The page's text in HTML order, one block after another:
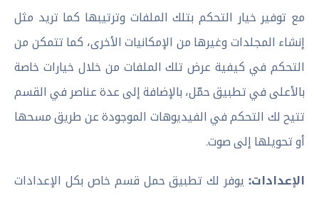
مع توفير خيار التحكم بتلك الملفات وترتيبها كما تريد مثل
إنشاء المجلدات وغيرها من الإمكانيات الأخرى، كما تتمكن من
التحكم في كيفية عرض تلك الملفات من خلال خيارات خاصة
بالأعلى في تطبيق حمّل، بالإضافة إلى عدة عناصر في القسم
تتيح لك التحكم في الفيديوهات الموجودة عن طريق مسحها
أو تحويلها إلى صوت.
الإعدادات: يوفر لك تطبيق حمل قسم خاص بكل الإعدادات